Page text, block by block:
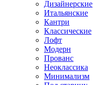
Дизайнерские
Итальянские
Кантри
Классические
Лофт
Модерн
Прованс
Неоклассика
Минимализм